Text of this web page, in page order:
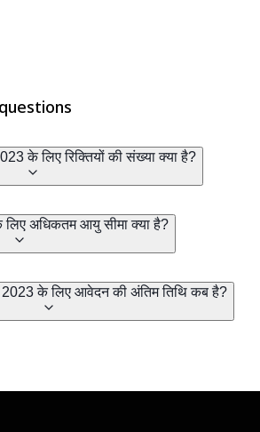
के लिए रिक्तियों की संख्या क्या है?
लिए अधिकतम आयु सीमा क्या है?
2023 के लिए आवेदन की अंतिम तिथि कब है?